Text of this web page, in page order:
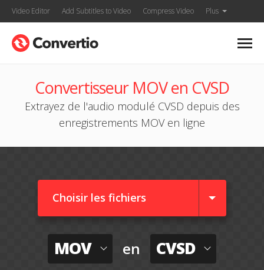
Video Editor Add Subtitles to Video Compress Video Plus
Convertisseur MOV en CVSD
Extrayez de l'audio modulé CVSD depuis des
enregistrements MOV en ligne
Choisir les fichiers
MOV en CVSD